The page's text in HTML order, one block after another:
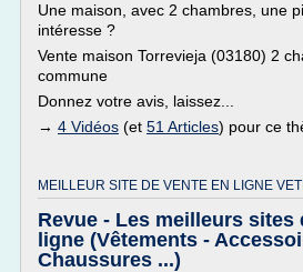
Une maison, avec 2 chambres, une
intéresse ?
Vente maison Torrevieja (03180) 2
commune
Donnez votre avis, laissez...
→ 4 Vidéos (et 51 Articles) pour ce
MEILLEUR SITE DE VENTE EN LIGNE
Revue - Les meilleurs sites
ligne (Vêtements -
Chaussures ...)